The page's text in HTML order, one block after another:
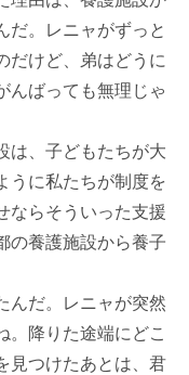
だ。レニャがずっと
だけど、弟はどうに
ばっても無理じゃ
は、子どもたちが大
うに私たちが制度を
ならそういった支援
の養護施設から養子
んだ。レニャが突然
。降りた途端にどこ
見つけたあとは、君